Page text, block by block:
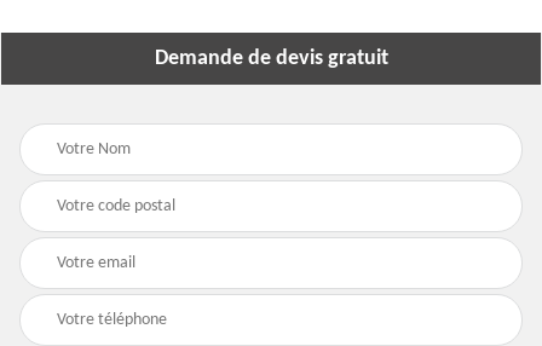
Demande de devis gratuit